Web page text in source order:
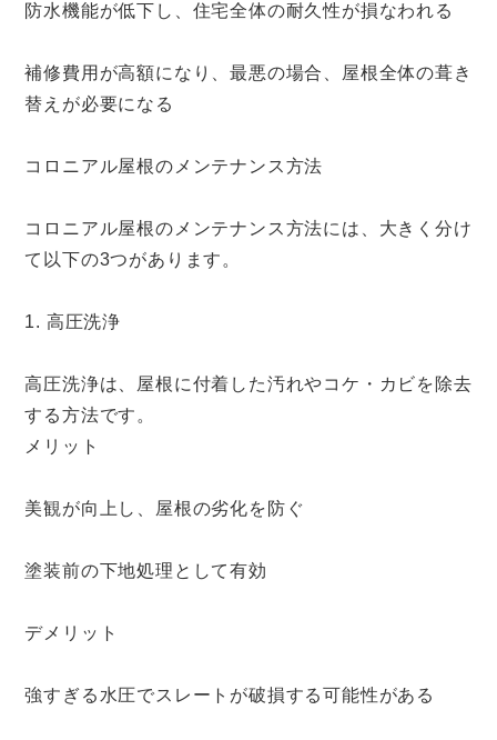
防水機能が低下し、住宅全体の耐久性が損なわれる
補修費用が高額になり、最悪の場合、屋根全体の葺き
替えが必要になる
コロニアル屋根のメンテナンス方法
コロニアル屋根のメンテナンス方法には、大きく分け
て以下の3つがあります。
1. 高圧洗浄
高圧洗浄は、屋根に付着した汚れやコケ・カビを除去
する方法です。
メリット
美観が向上し、屋根の劣化を防ぐ
塗装前の下地処理として有効
デメリット
強すぎる水圧でスレートが破損する可能性がある